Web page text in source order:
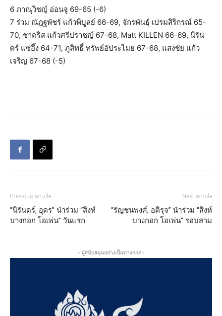
6 ภาณุวิชญ์ อ่อนจู 69-65 (-6)
7 ร่วม ณัฎฐพัชร์ แก้วพิบูลย์ 66-69, จักรพันธุ์ เปรมสิริกรณ์ 65-
70, ชาคริส แก้วศรีปราชญ์ 67-68, Matt KILLEN 66-69, นิรัน
ดร์ แซ่อึ้ง 64-71, ภูสิทธิ์ ทรัพย์อัประไมย 67-68, แสงชัย แก้ว
เจริญ 67-68 (-5)
Previous article
“นิรันดร์, อุดร” นำร่วม “สิงห์
บางกอก โอเพ่น” วันแรก
Next article
“รัญชนพงศ์, อติรุจ” นำร่วม “สิงห์
บางกอก โอเพ่น” รอบสาม
- ผู้สนับสนุนอย่างเป็นทางการ -